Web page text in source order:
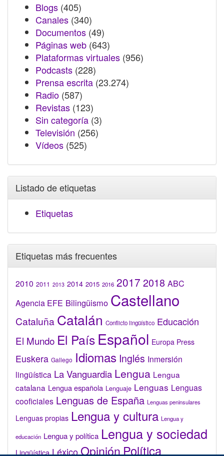
Blogs (405)
Canales (340)
Documentos (49)
Páginas web (643)
Plataformas virtuales (956)
Podcasts (228)
Prensa escrita (23.274)
Radio (587)
Revistas (123)
Sin categoría (3)
Televisión (256)
Vídeos (525)
Listado de etiquetas
Etiquetas
Etiquetas más frecuentes
2010 2011 2013 2014 2015 2016 2017 2018 ABC
Agencia EFE Bilingüismo Castellano
Cataluña Catalán Conflicto lingüístico Educación
El Mundo El País Español Europa Press
Euskera Gallego Idiomas Inglés Inmersión
lingüística La Vanguardia Lengua Lengua
catalana Lengua española Lenguaje Lenguas Lenguas
cooficiales Lenguas de España Lenguas peninsulares
Lenguas propias Lengua y cultura Lengua y
educación Lengua y política Lengua y sociedad
Lingüística LéxicoOpiniónPolítica